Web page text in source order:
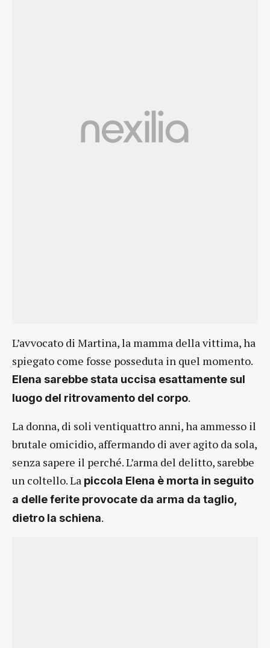
L’avvocato di Martina, la mamma della vittima, ha
spiegato come fosse posseduta in quel momento.
Elena sarebbe stata uccisa esattamente sul
luogo del ritrovamento del corpo.
La donna, di soli ventiquattro anni, ha ammesso il
brutale omicidio, affermando di aver agito da sola,
senza sapere il perché. L’arma del delitto, sarebbe
un coltello. La piccola Elena è morta in seguito
a delle ferite provocate da arma da taglio,
dietro la schiena.